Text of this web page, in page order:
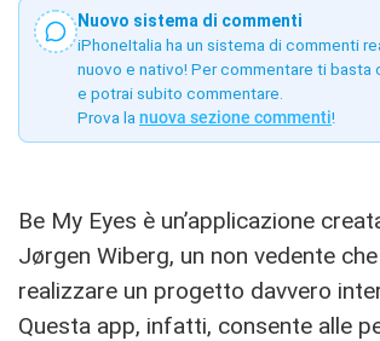
Nuovo sistema di commenti
iPhoneItalia ha un sistema di commenti
nuovo e nativo! Per commentare ti basta
e potrai subito commentare.
Prova la nuova sezione commenti!
Be My Eyes è un’applicazione
Jørgen Wiberg, un non vedente
realizzare un progetto davvero
Questa app, infatti, consente alle